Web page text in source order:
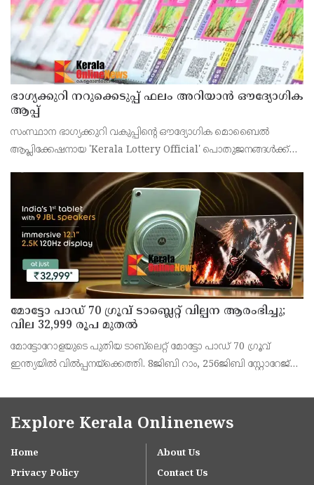
ഭാഗ്യക്കുറി നറുക്കെടുപ്പ് ഫലം അറിയാൻ ഔദ്യോഗിക
ആപ്പ്
സംസ്ഥാന ഭാഗ്യക്കുറി വകുപ്പിന്റെ ഔദ്യോഗിക മൊബൈൽ
ആപ്ലിക്കേഷനായ 'Kerala Lottery Official' പൊതുജനങ്ങൾക്ക്
അഞ്ജു കെ എസ് അറിയിച്ചു.
മോട്ടോ പാഡ് 70 ഗ്രൂവ് ടാബ്ലെറ്റ് വില്പന ആരംഭിച്ചു;
വില 32,999 രൂപ മുതൽ
മോട്ടോറോളയുടെ പുതിയ ടാബ്‌ലെറ്റ് മോട്ടോ പാഡ് 70 ഗ്രൂവ്
ഇന്ത്യയിൽ വിൽപ്പനയ്‌ക്കെത്തി. 8ജിബി റാം, 256ജിബി സ്റ്റോറേജ്
ഉൾപ്പെടെ 32,999 രൂപയാണ് ഫലപ്രദമായ
Explore Kerala Onlinenews
Home
About Us
Privacy Policy
Contact Us